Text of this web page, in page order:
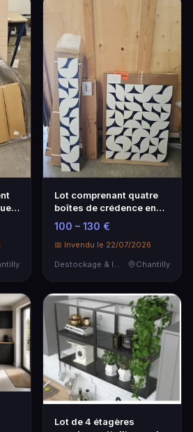
Lot comprenant quatre
boîtes de crédence en
aluminium compos…
100 – 130 €
📅 Invendu le 22/07/2026
Destockage & Invendus
Chantilly
Lot de 4 étagères